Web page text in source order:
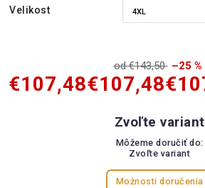
Velikost
od €143,50 –25 %
€107,48€107,48
Zvoľte variant
Môžeme doručiť do:
Zvoľte variant
Možnosti doručenia